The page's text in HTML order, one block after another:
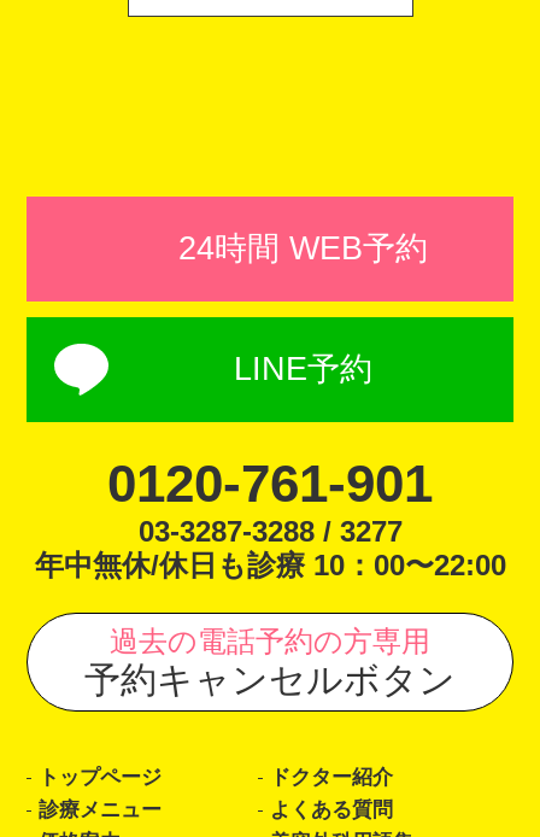
24時間 WEB予約
LINE予約
0120-761-901
03-3287-3288 / 3277
年中無休/休日も診療 10：00〜22:00
過去の電話予約の方専用
予約キャンセルボタン
トップページ
ドクター紹介
診療メニュー
よくある質問